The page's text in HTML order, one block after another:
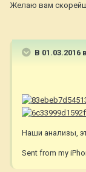
Желаю вам
В 01.03.2016
Наши анализы,
Sent from my